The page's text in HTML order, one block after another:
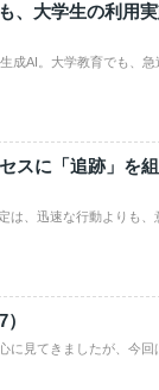
、大学生の利用
成AI。大学教育でも、急
スに「追跡」を
は、迅速な行動よりも、
に見てきましたが、今回